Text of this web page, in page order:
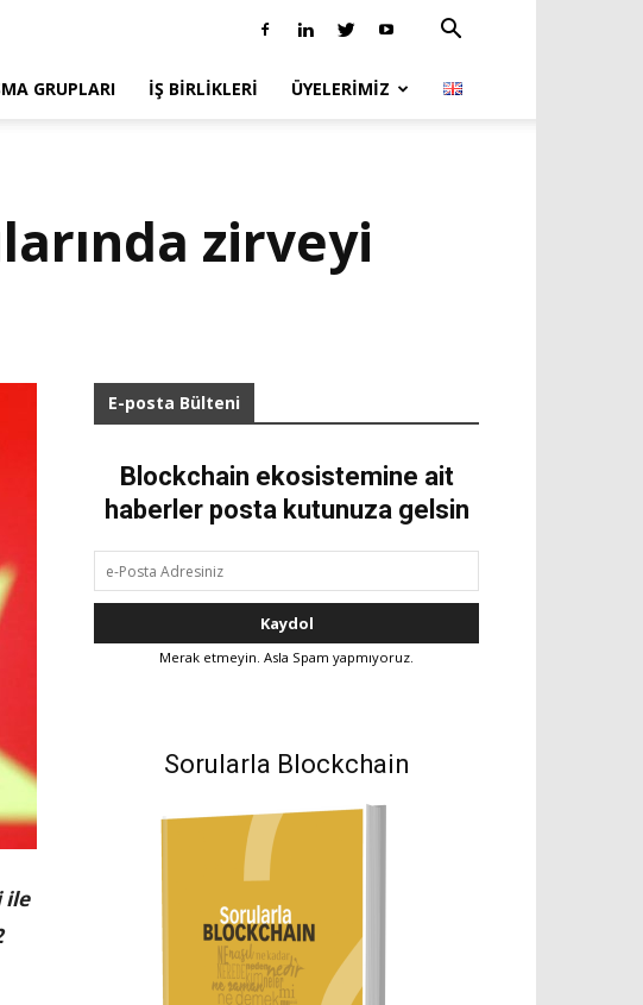
GRUPLARI İŞ BIRLIKLERI ÜYELERIMIZ
zirveyi
ile
E-posta Bülteni
Blockchain ekosistemine ait
haberler posta kutunuza gelsin
Merak etmeyin. Asla Spam yapmıyoruz.
Sorularla Blockchain